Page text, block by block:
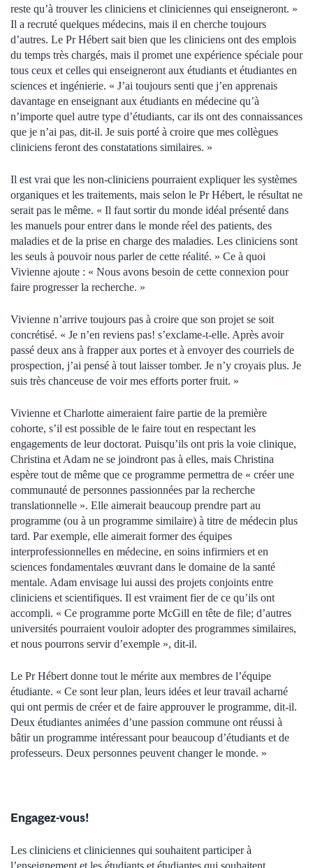
reste qu’à trouver les cliniciens et cliniciennes qui enseigneront. »
Il a recruté quelques médecins, mais il en cherche toujours
d’autres. Le Pr Hébert sait bien que les cliniciens ont des emplois
du temps très chargés, mais il promet une expérience spéciale pour
tous ceux et celles qui enseigneront aux étudiants et étudiantes en
sciences et ingénierie. « J’ai toujours senti que j’en apprenais
davantage en enseignant aux étudiants en médecine qu’à
n’importe quel autre type d’étudiants, car ils ont des connaissances
que je n’ai pas, dit-il. Je suis porté à croire que mes collègues
cliniciens feront des constatations similaires. »
Il est vrai que les non-cliniciens pourraient expliquer les systèmes
organiques et les traitements, mais selon le Pr Hébert, le résultat ne
serait pas le même. « Il faut sortir du monde idéal présenté dans
les manuels pour entrer dans le monde réel des patients, des
maladies et de la prise en charge des maladies. Les cliniciens sont
les seuls à pouvoir nous parler de cette réalité. » Ce à quoi
Vivienne ajoute : « Nous avons besoin de cette connexion pour
faire progresser la recherche. »
Vivienne n’arrive toujours pas à croire que son projet se soit
concrétisé. « Je n’en reviens pas! s’exclame-t-elle. Après avoir
passé deux ans à frapper aux portes et à envoyer des courriels de
prospection, j’ai pensé à tout laisser tomber. Je n’y croyais plus. Je
suis très chanceuse de voir mes efforts porter fruit. »
Vivienne et Charlotte aimeraient faire partie de la première
cohorte, s’il est possible de le faire tout en respectant les
engagements de leur doctorat. Puisqu’ils ont pris la voie clinique,
Christina et Adam ne se joindront pas à elles, mais Christina
espère tout de même que ce programme permettra de « créer une
communauté de personnes passionnées par la recherche
translationnelle ». Elle aimerait beaucoup prendre part au
programme (ou à un programme similaire) à titre de médecin plus
tard. Par exemple, elle aimerait former des équipes
interprofessionnelles en médecine, en soins infirmiers et en
sciences fondamentales œuvrant dans le domaine de la santé
mentale. Adam envisage lui aussi des projets conjoints entre
cliniciens et scientifiques. Il est vraiment fier de ce qu’ils ont
accompli. « Ce programme porte McGill en tête de file; d’autres
universités pourraient vouloir adopter des programmes similaires,
et nous pourrons servir d’exemple », dit-il.
Le Pr Hébert donne tout le mérite aux membres de l’équipe
étudiante. « Ce sont leur plan, leurs idées et leur travail acharné
qui ont permis de créer et de faire approuver le programme, dit-il.
Deux étudiantes animées d’une passion commune ont réussi à
bâtir un programme intéressant pour beaucoup d’étudiants et de
professeurs. Deux personnes peuvent changer le monde. »
Engagez-vous!
Les cliniciens et cliniciennes qui souhaitent participer à